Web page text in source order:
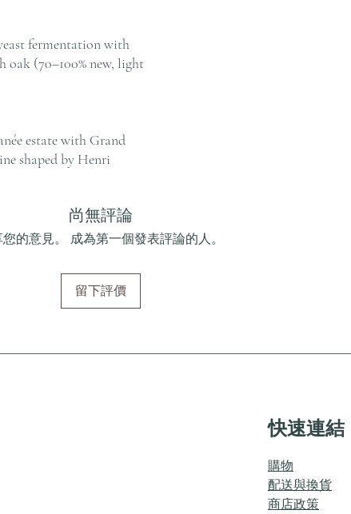
fermentation with
oak (70–100% new, light
estate with Grand
shaped by Henri
尚無評論
的意見。 成為第一個發表評論的人。
留下評價
快速連結
購物
配送與換貨
商店政策